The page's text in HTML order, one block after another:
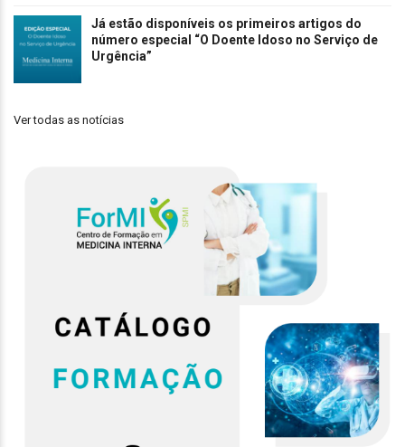
Já estão disponíveis os primeiros artigos do
número especial “O Doente Idoso no Serviço de
Urgência”
Ver todas as notícias